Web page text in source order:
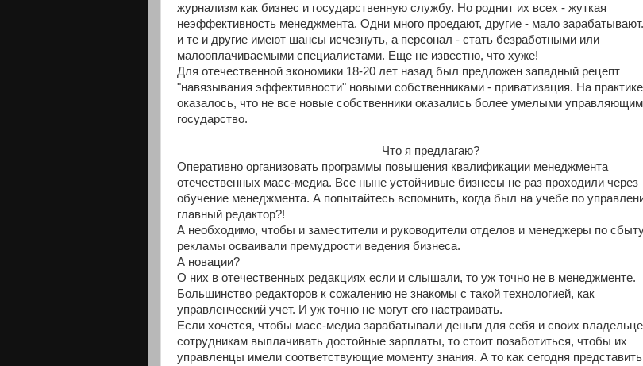
журнализм как бизнес и государственную службу. Но роднит их всех - жуткая
неэффективность менеджмента. Одни много проедают, другие - мало
и те и другие имеют шансы исчезнуть, а персонал - стать безработными или
малооплачиваемыми специалистами. Еще не известно, что хуже!
Для отечественной экономики 18-20 лет назад был предложен западный рецепт
"навязывания эффективности" новыми собственниками - приватизация. На практике
оказалось, что не все новые собственники оказались более умелыми
государство.
Что я предлагаю?
Оперативно организовать программы повышения квалификации менеджмента
отечественных масс-медиа. Все ныне устойчивые бизнесы не раз проходили через
обучение менеджмента. А попытайтесь вспомнить, когда был на учебе по
главный редактор?!
А необходимо, чтобы и заместители и руководители отделов и менеджеры по
рекламы осваивали премудрости ведения бизнеса.
А новации?
О них в отечественных редакциях если и слышали, то уж точно не в менеджменте.
Большинство редакторов к сожалению не знакомы с такой технологией, как
управленческий учет. И уж точно не могут его настраивать.
Если хочется, чтобы масс-медиа зарабатывали деньги для себя и своих
сотрудникам выплачивать достойные зарплаты, то стоит позаботиться, чтобы их
управленцы имели соответствующие моменту знания. А то как сегодня